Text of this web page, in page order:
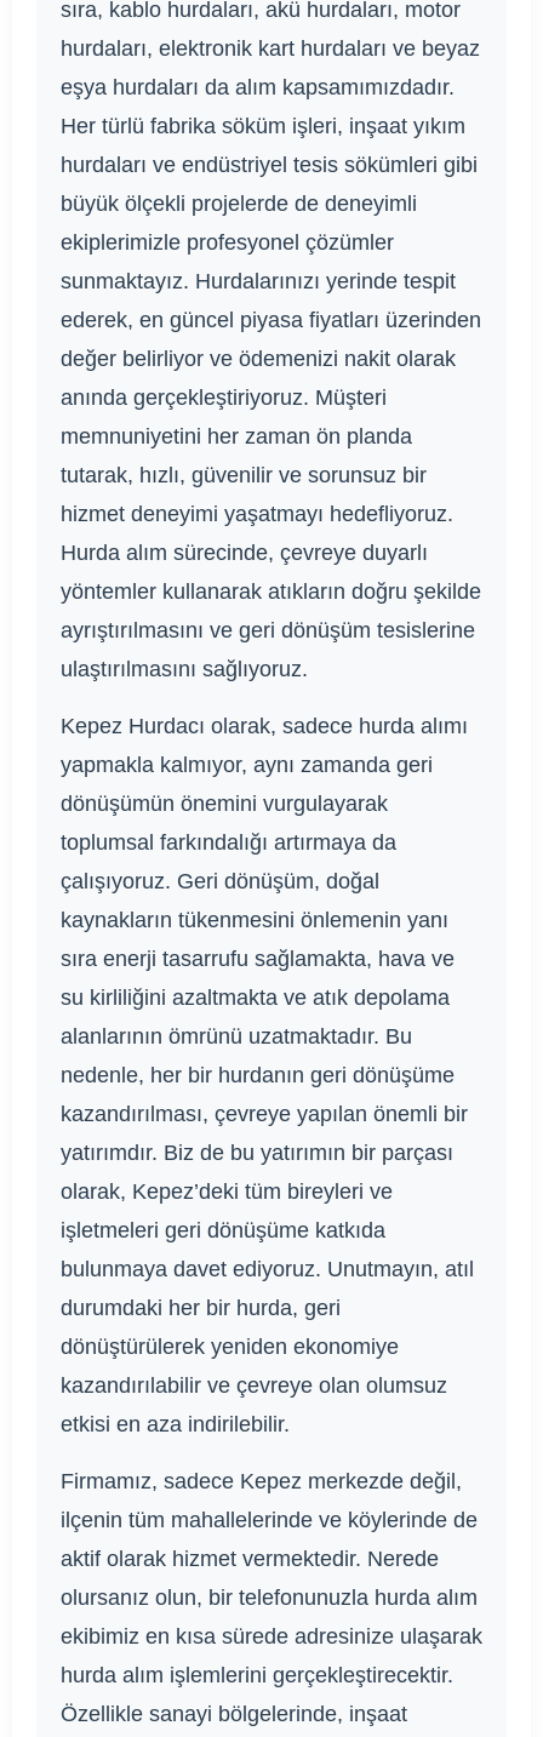
sıra, kablo hurdaları, akü hurdaları, motor
hurdaları, elektronik kart hurdaları ve beyaz
eşya hurdaları da alım kapsamımızdadır.
Her türlü fabrika söküm işleri, inşaat yıkım
hurdaları ve endüstriyel tesis sökümleri gibi
büyük ölçekli projelerde de deneyimli
ekiplerimizle profesyonel çözümler
sunmaktayız. Hurdalarınızı yerinde tespit
ederek, en güncel piyasa fiyatları üzerinden
değer belirliyor ve ödemenizi nakit olarak
anında gerçekleştiriyoruz. Müşteri
memnuniyetini her zaman ön planda
tutarak, hızlı, güvenilir ve sorunsuz bir
hizmet deneyimi yaşatmayı hedefliyoruz.
Hurda alım sürecinde, çevreye duyarlı
yöntemler kullanarak atıkların doğru şekilde
ayrıştırılmasını ve geri dönüşüm tesislerine
ulaştırılmasını sağlıyoruz.
Kepez Hurdacı olarak, sadece hurda alımı
yapmakla kalmıyor, aynı zamanda geri
dönüşümün önemini vurgulayarak
toplumsal farkındalığı artırmaya da
çalışıyoruz. Geri dönüşüm, doğal
kaynakların tükenmesini önlemenin yanı
sıra enerji tasarrufu sağlamakta, hava ve
su kirliliğini azaltmakta ve atık depolama
alanlarının ömrünü uzatmaktadır. Bu
nedenle, her bir hurdanın geri dönüşüme
kazandırılması, çevreye yapılan önemli bir
yatırımdır. Biz de bu yatırımın bir parçası
olarak, Kepez’deki tüm bireyleri ve
işletmeleri geri dönüşüme katkıda
bulunmaya davet ediyoruz. Unutmayın, atıl
durumdaki her bir hurda, geri
dönüştürülerek yeniden ekonomiye
kazandırılabilir ve çevreye olan olumsuz
etkisi en aza indirilebilir.
Firmamız, sadece Kepez merkezde değil,
ilçenin tüm mahallelerinde ve köylerinde de
aktif olarak hizmet vermektedir. Nerede
olursanız olun, bir telefonunuzla hurda alım
ekibimiz en kısa sürede adresinize ulaşarak
hurda alım işlemlerini gerçekleştirecektir.
Özellikle sanayi bölgelerinde, inşaat